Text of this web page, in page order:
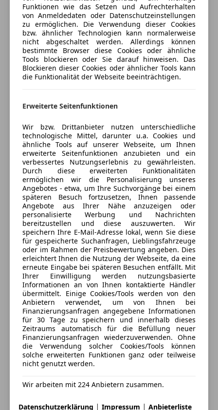
Fahrerairbag
Fernlichtassistent
Geschwindigkeits-begrenzungsanlage
Kurvenlicht
Notrufsystem
Reifendruckkontrollsystem
Seitenairbag
Traktionskontrolle
Wegfahrsperre
Zentralverriegelung mit Funkfernbedienung
Extras
Alufelgen (20")
Ambientebeleuchtung
Innenspiegel automatisch abblendend
Pannenkit
Sportsitze
Touchscreen
Regensensor (628,50 €)
637 ParkAssistent hinten inkl. Rückfahrkamera
(1.503,00 €)
886 Lenkradkranz mit 12-Uhr-Markierung in Rot
(306,00 €)
ADM Interieur-Zusatzpaket Schalttafel Leder/Race-Tex
– indischrot (1.426,50 €)
EKG Interieur-Paket Carbon (erweitert) (859,50 €)
9WT Apple CarPlay (382,50 €)
Kein Notverkauf. Änderungen, Zwischenverkauf und
Irrtümer der Inseratsangaben vorbehalten.
Porsche Approved bis 5/2027
Versicherungsschutz an Ihre Bedürfnisse
anpassen
Freischaden-Gutschein ab Stufe 0
Auto einfach online versichern & Rabatt holen
Verkäufer Privat
3321 Ardagger, AT
Kontakt
Anbieter kontaktieren
Deine Nachricht
3 ähnliche Fahrzeuge gefunden
Ich erlaube den Händlern dieser
Fahrzeuge mich zu kontaktieren.
Funktionen wie das Setzen und Aufrechterhalten
von Anmeldedaten oder Datenschutzeinstellungen
zu ermöglichen. Die Verwendung dieser Cookies
bzw. ähnlicher Technologien kann normalerweise
nicht abgeschaltet werden. Allerdings können
bestimmte Browser diese Cookies oder ähnliche
Tools blockieren oder Sie darauf hinweisen. Das
Blockieren dieser Cookies oder ähnlicher Tools kann
die Funktionalität der Webseite beeinträchtigen.
Erweiterte Seitenfunktionen
Wir bzw. Drittanbieter nutzen unterschiedliche
technologische Mittel, darunter u.a. Cookies und
ähnliche Tools auf unserer Webseite, um Ihnen
erweiterte Seitenfunktionen anzubieten und ein
verbessertes Nutzungserlebnis zu gewährleisten.
Durch diese erweiterten Funktionalitäten
ermöglichen wir die Personalisierung unseres
Angebotes - etwa, um Ihre Suchvorgänge bei einem
späteren Besuch fortzusetzen, Ihnen passende
Angebote aus Ihrer Nähe anzuzeigen oder
personalisierte Werbung und Nachrichten
bereitzustellen und diese auszuwerten. Wir
speichern Ihre E-Mail-Adresse lokal, wenn Sie diese
für gespeicherte Suchanfragen, Lieblingsfahrzeuge
oder im Rahmen der Preisbewertung angeben. Dies
erleichtert Ihnen die Nutzung der Webseite, da eine
erneute Eingabe bei späteren Besuchen entfällt. Mit
Ihrer Einwilligung werden nutzungsbasierte
Informationen an von Ihnen kontaktierte Händler
übermittelt. Einige Cookies/Tools werden von den
Anbietern verwendet, um von Ihnen bei
Finanzierungsanfragen angegebene Informationen
für 30 Tage zu speichern und innerhalb dieses
Zeitraums automatisch für die Befüllung neuer
Finanzierungsanfragen wiederzuverwenden. Ohne
die Verwendung solcher Cookies/Tools können
solche erweiterten Funktionen ganz oder teilweise
nicht genutzt werden.
Wir arbeiten mit 224 Anbietern zusammen.
Datenschutzerklärung | Impressum | Anbieterliste